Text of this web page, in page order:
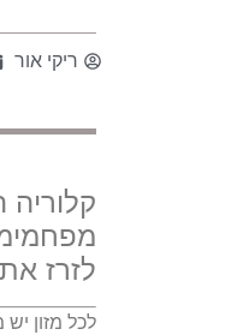
ריקי אור
קלוריה
לזרז
לכל מזון